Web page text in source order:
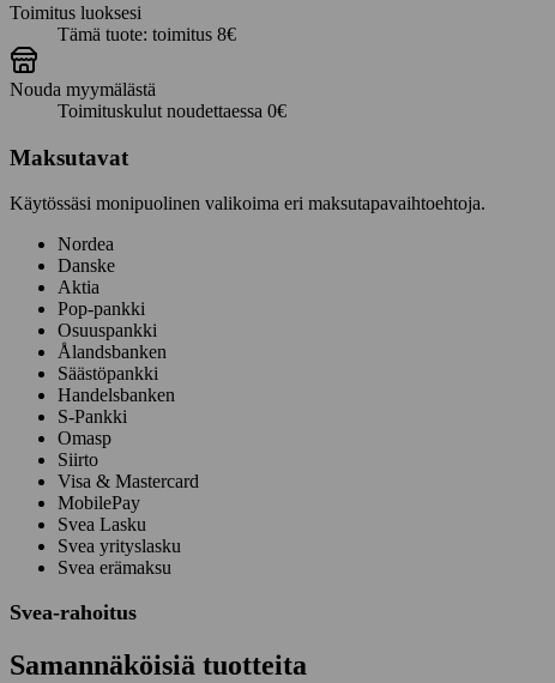
Toimitus luoksesi
Tämä tuote: toimitus 8€
Nouda myymälästä
Toimituskulut noudettaessa 0€
Maksutavat
Käytössäsi monipuolinen valikoima eri maksutapavaihtoehtoja.
Nordea
Danske
Aktia
Pop-pankki
Osuuspankki
Ålandsbanken
Säästöpankki
Handelsbanken
S-Pankki
Omasp
Siirto
Visa & Mastercard
MobilePay
Svea Lasku
Svea yrityslasku
Svea erämaksu
Svea-rahoitus
Samannäköisiä tuotteita